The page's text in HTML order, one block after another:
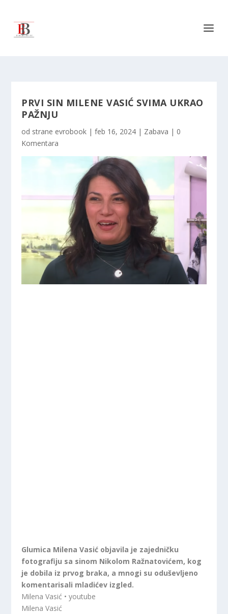
PRVI SIN MILENE VASIĆ SVIMA UKRAO
PAŽNJU
od strane evrobook |feb 16, 2024 | Zabava | 0
Komentara
Glumica Milena Vasić objavila je zajedničku
fotografiju sa sinom Nikolom Ražnatovićem, kog
je dobila iz prvog braka, a mnogi su oduševljeno
komentarisali mladićev izgled.
Milena Vasić • youtube
Milena Vasić